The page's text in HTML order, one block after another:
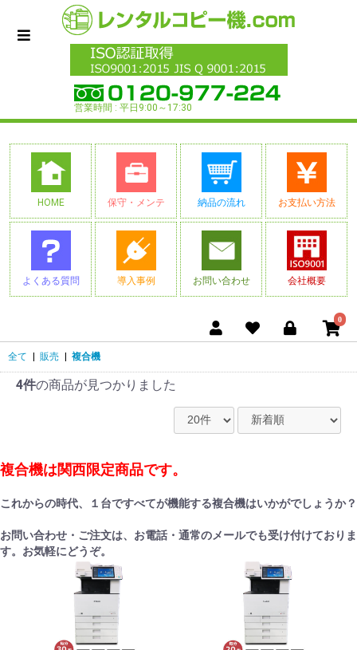
営業時間 : 平日9:00～17:30
HOME 保守・メンテ 納品の流れ お支払い方法
よくある質問 導入事例 お問い合わせ 会社概要
0
全て 販売 複合機
4件の商品が見つかりました
複合機は関西限定商品です。
これからの時代、１台ですべてが機能する複合機はいかがでしょうか？
お問い合わせ・ご注文は、お電話・通常のメールでも受け付けておりま
す。お気軽にどうぞ。